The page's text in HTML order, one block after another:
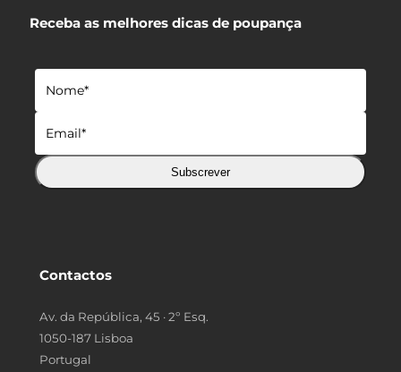
Receba as melhores dicas de poupança
Subscrever
Contactos
Av. da República, 45 · 2º Esq.
1050-187 Lisboa
Portugal